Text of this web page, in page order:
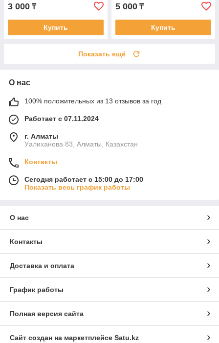
3 000 ₸
Купить
5 000 ₸
Купить
Показать ещё
О нас
100% положительных из 13 отзывов за год
Работает с 07.11.2024
г. Алматы
Уалиханова 83, Алматы, Казахстан
Контакты
Сегодня работает с 15:00 до 17:00
Показать весь график работы
О нас
Контакты
Доставка и оплата
График работы
Полная версия сайта
Сайт создан на маркетплейсе Satu.kz